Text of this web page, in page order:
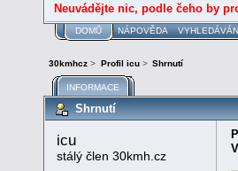
Neuvádějte nic, podle čeho by
DOMŮ NÁPOVĚDA
30kmhcz > Profil icu> Shrnutí
INFORMACE
Shrnutí
icu
stálý člen 30kmh.cz